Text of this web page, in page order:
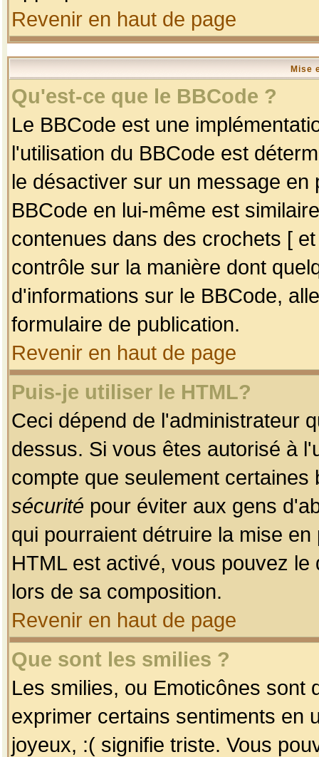
Revenir en haut de page
Mise
Qu'est-ce que le BBCode ?
Le BBCode est une
l'utilisation du BBCode est
le désactiver sur un message
BBCode en lui-même est
contenues dans des crochets [
contrôle sur la manière dont
d'informations sur le BBCode,
formulaire de publication.
Revenir en haut de page
Puis-je utiliser le HTML?
Ceci dépend de l'administrateur
dessus. Si vous êtes autorisé à
compte que seulement
sécurité pour éviter aux gens
qui pourraient détruire la mise
HTML est activé, vous pouvez
lors de sa composition.
Revenir en haut de page
Que sont les smilies ?
Les smilies, ou Emoticônes sont
exprimer certains sentiments en
joyeux, :( signifie triste. Vous